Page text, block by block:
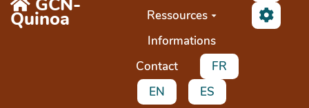
Quinoa
Ressources
Informations
Contact
FR
EN
ES